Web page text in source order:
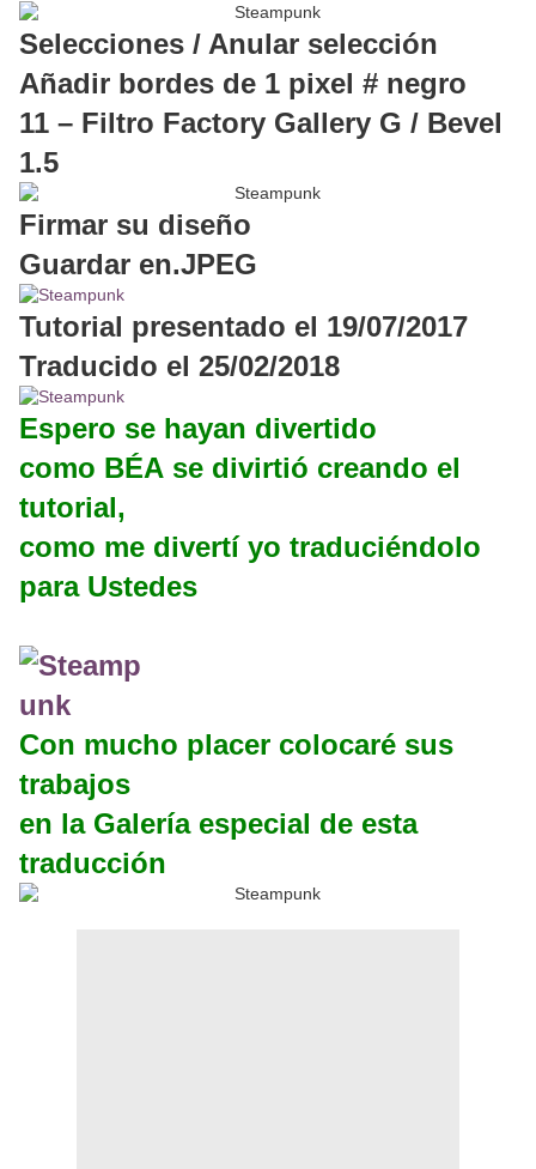
Selecciones / Anular selección
Añadir bordes de 1 pixel # negro
11 – Filtro Factory Gallery G / Bevel
1.5
Firmar su diseño
Guardar en.JPEG
Tutorial presentado el 19/07/2017
Traducido el 25/02/2018
Espero se hayan divertido
como BÉA se divirtió creando el
tutorial,
como me divertí yo traduciéndolo
para Ustedes
Con mucho placer colocaré sus
trabajos
en la Galería especial de esta
traducción